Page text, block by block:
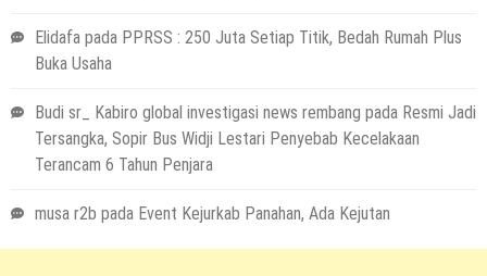
Elidafa pada PPRSS : 250 Juta Setiap Titik, Bedah Rumah Plus
Buka Usaha
Budi sr_ Kabiro global investigasi news rembang pada Resmi Jadi
Tersangka, Sopir Bus Widji Lestari Penyebab Kecelakaan
Terancam 6 Tahun Penjara
musa r2b pada Event Kejurkab Panahan, Ada Kejutan